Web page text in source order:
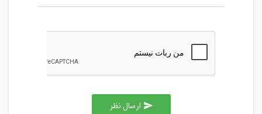
send